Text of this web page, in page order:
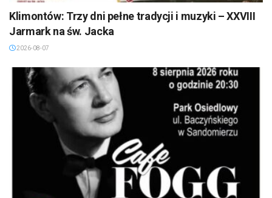
Klimontów: Trzy dni pełne tradycji i muzyki – XXVIII
Jarmark na św. Jacka
2026-08-07